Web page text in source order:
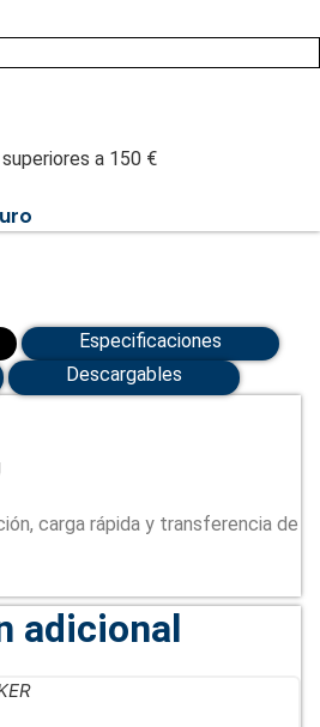
a 150 €
Especificaciones
Descargables
carga rápida y transferencia de
adicional